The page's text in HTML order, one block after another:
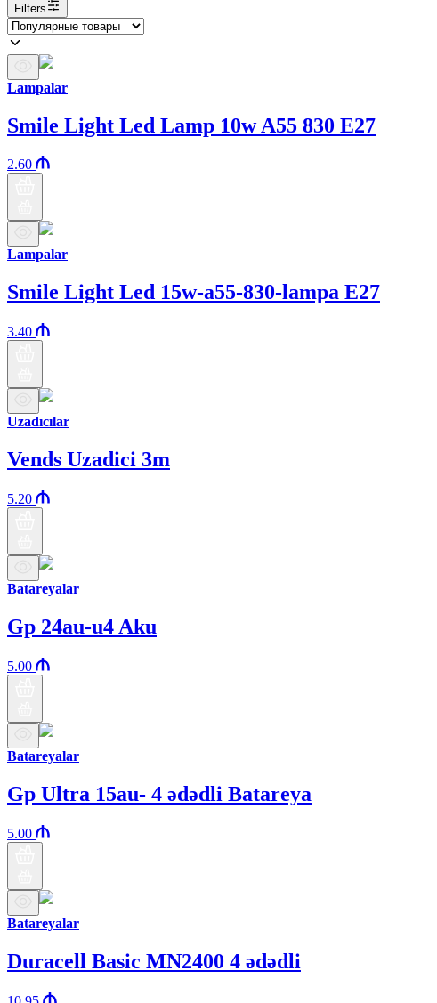
Filters
Lampalar
Smile Light Led Lamp 10w A55 830 E27
2.60
Lampalar
Smile Light Led 15w-a55-830-lampa E27
3.40
Uzadıcılar
Vends Uzadici 3m
5.20
Batareyalar
Gp 24au-u4 Aku
5.00
Batareyalar
Gp Ultra 15au- 4 ədədli Batareya
5.00
Batareyalar
Duracell Basic MN2400 4 ədədli